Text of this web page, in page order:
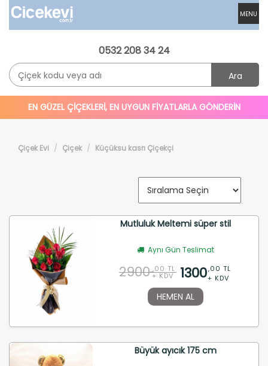
MENU
0532 208 34 24
Ara
EN GÜZEL ÇİÇEKLERİ, EN UYGUN FİYATLARLA GÖNDERİN
Çiçek Evi Çiçek Küçüksu kasrı Çiçekçi
Mutluluk Meltemi süper stil
Aynı Gün Teslimat
2900 ,00 TL
+ KDV 1300,00 TL
+ KDV
HEMEN AL
Büyük ayıcık 175 cm